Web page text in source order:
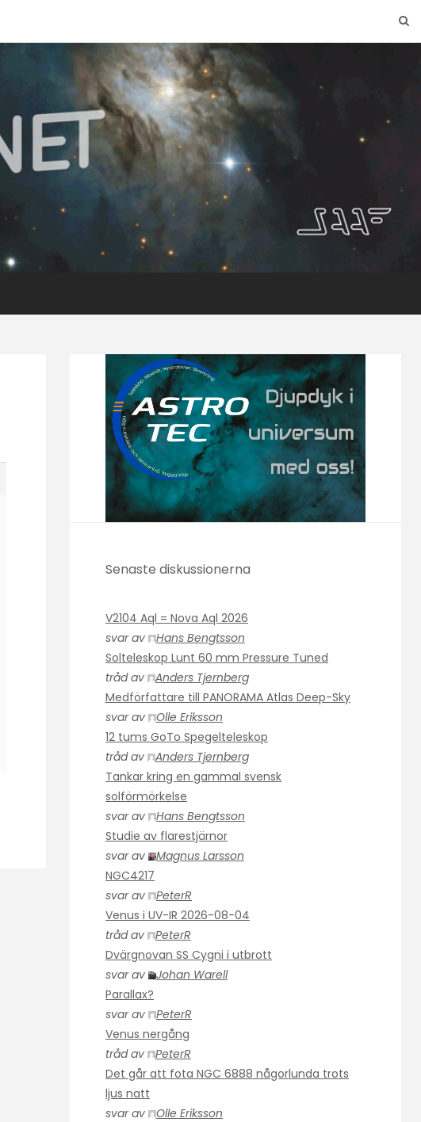
Senaste diskussionerna
V2104 Aql = Nova Aql 2026
svar av
Hans Bengtsson
Solteleskop Lunt 60 mm Pressure Tuned
tråd av
Anders Tjernberg
Medförfattare till PANORAMA Atlas Deep-Sky
svar av
Olle Eriksson
12 tums GoTo Spegelteleskop
tråd av
Anders Tjernberg
Tankar kring en gammal svensk
solförmörkelse
svar av
Hans Bengtsson
Studie av flarestjärnor
svar av
Magnus Larsson
NGC4217
svar av
PeterR
Venus i UV-IR 2026-08-04
tråd av
PeterR
Dvärgnovan SS Cygni i utbrott
svar av
Johan Warell
Parallax?
svar av
PeterR
Venus nergång
tråd av
PeterR
Det går att fota NGC 6888 någorlunda trots
ljus natt
svar av
Olle Eriksson